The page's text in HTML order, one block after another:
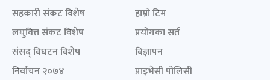
सहकारी संकट विशेष
लघुवित्त संकट विशेष
संसद् विघटन विशेष
निर्वाचन २०७४
हाम्रो टिम
प्रयोगका सर्त
विज्ञापन
प्राइभेसी पोलिसी